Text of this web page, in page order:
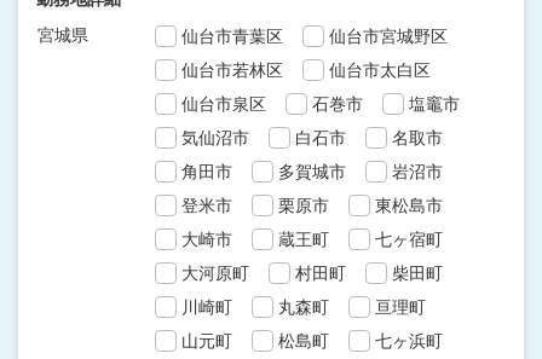
宮城県
仙台市青葉区
仙台市宮城野区
仙台市若林区
仙台市太白区
仙台市泉区
石巻市
塩竈市
気仙沼市
白石市
名取市
角田市
多賀城市
岩沼市
登米市
栗原市
東松島市
大崎市
蔵王町
七ヶ宿町
大河原町
村田町
柴田町
川崎町
丸森町
亘理町
山元町
松島町 七ヶ浜町